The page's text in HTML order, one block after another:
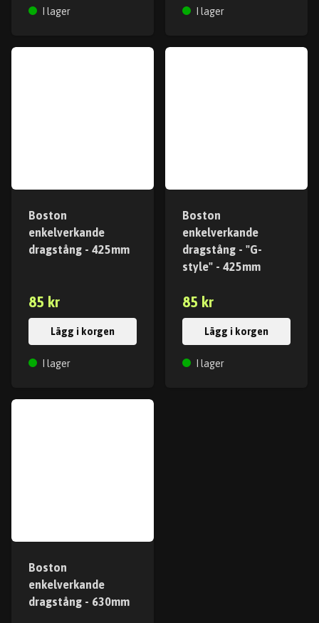
I lager I lager
Boston
enkelverkande
dragstång - 425mm
85 kr
Lägg i korgen
I lager
Boston
enkelverkande
dragstång - "G-
style" - 425mm
85 kr
Lägg i korgen
I lager
Boston
enkelverkande
dragstång - 630mm